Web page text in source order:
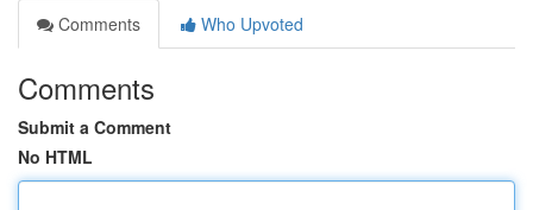
Comments
Who Upvoted
Comments
Submit a Comment
No HTML